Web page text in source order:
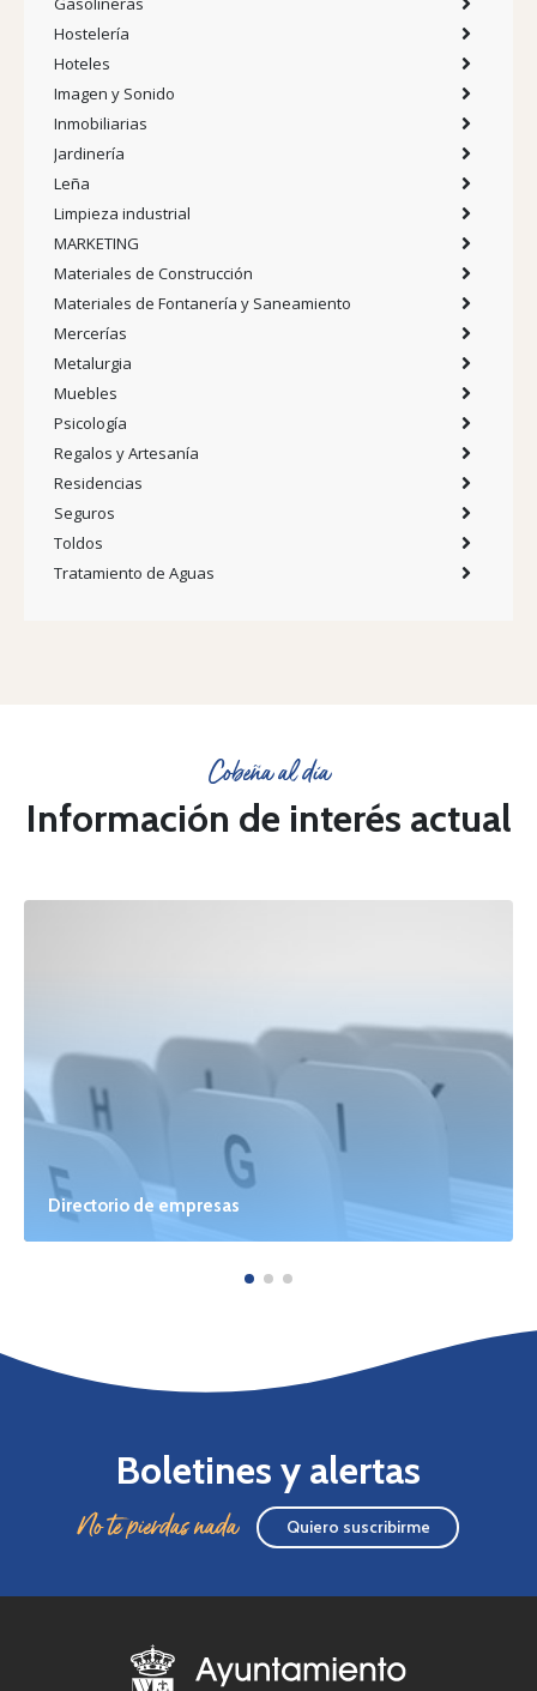
Hostelería
Hoteles
Imagen y Sonido
Inmobiliarias
Jardinería
Leña
Limpieza industrial
MARKETING
Materiales de Construcción
Materiales de Fontanería y Saneamiento
Mercerías
Metalurgia
Muebles
Psicología
Regalos y Artesanía
Residencias
Seguros
Toldos
Tratamiento de Aguas
Cobeña al día
Información de interés actual
Directorio de empresas
Boletines y alertas
No te pierdas nada Quiero suscribirme